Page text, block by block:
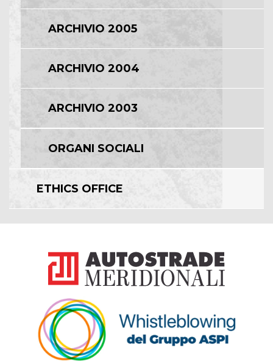
ARCHIVIO 2005
ARCHIVIO 2004
ARCHIVIO 2003
ORGANI SOCIALI
ETHICS OFFICE